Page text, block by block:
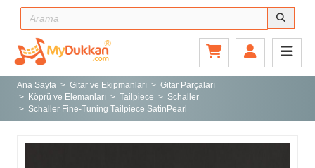
Ana Sayfa
Gitar ve Ekipmanları
Sahne ve Stüdyo
Ana Sayfa Gitar ve Ekipmanları
Gitar Parçaları
Köprü ve Elemanları
Tailpiece
Schaller
Schaller Fine-Tuning Tailpiece SatinPearl